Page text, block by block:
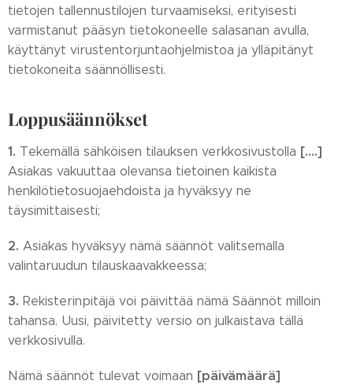
tietojen tallennustilojen turvaamiseksi, erityisesti
varmistanut pääsyn tietokoneelle salasanan avulla,
käyttänyt virustentorjuntaohjelmistoa ja ylläpitänyt
tietokoneita säännöllisesti.
Loppusäännökset
1. Tekemällä sähköisen tilauksen verkkosivustolla [….]
Asiakas vakuuttaa olevansa tietoinen kaikista
henkilötietosuojaehdoista ja hyväksyy ne
täysimittaisesti;
2. Asiakas hyväksyy nämä säännöt valitsemalla
valintaruudun tilauskaavakkeessa;
3. Rekisterinpitäjä voi päivittää nämä Säännöt milloin
tahansa. Uusi, päivitetty versio on julkaistava tällä
verkkosivulla.
Nämä säännöt tulevat voimaan [päivämäärä]